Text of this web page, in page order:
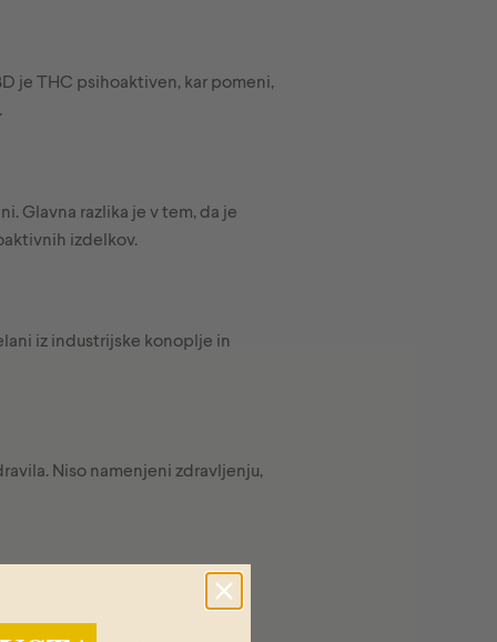
je THC psihoaktiven, kar pomeni,
Glavna razlika je v tem, da je
izdelkov.
iz industrijske konoplje in
Niso namenjeni zdravljenju,